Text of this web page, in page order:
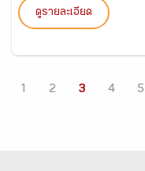
ดูรายละเอียด
1 2 3 4 5